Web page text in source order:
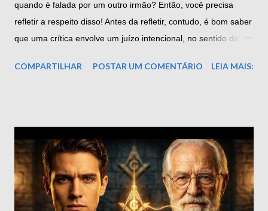
quando é falada por um outro irmão? Então, você precisa
refletir a respeito disso! Antes da refletir, contudo, é bom saber
que uma crítica envolve um juízo intencional, no sentido de
exame minucioso, a uma vivência, a uma manifestação oral ou
este pensamento avalia se há uma razão apropriada para
acatar a tese como algo verdadeiro ou adequado. Atualmente,
o termo “crítica” infelizmente vem com um sentido negativo, de
reprovação, o que nem sempre corresponde à realidade
quando se trata de pensamento crítico. Esta forma de pensar
COMPARTILHAR POSTAR UM COMENTÁRIO LEIA MAIS: